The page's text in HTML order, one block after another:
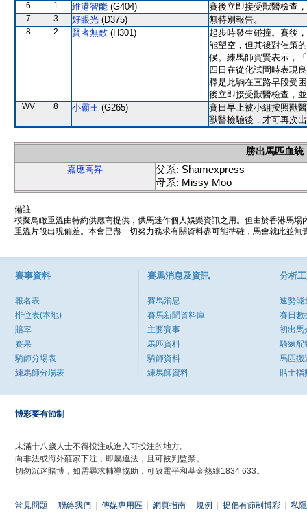
6 1 維港智能 (G404) 賽後立即接受獸醫檢查
7 3 好眼光 (D375) 無特別報告。
8 2 賢者無敵 (H301)
起步時發生碰撞。賽後
能望空，但其後對催策
候。練馬師賀賢表示，
四日在從化試閘時表現
釋是此駒在直路早段受
後立即接受獸醫檢查，
WV 8 小霸王 (G265)
賽日早上被小組按照獸
獸醫檢驗後，才可再次
勝出馬匹血統
嘉應高昇
父系: Shamexpress
母系: Missy Moo
備註
模擬鳥瞰重溫由特約供應商提供，供馬迷作個人娛樂資訊之用。但由於香港馬
重溫片段出現偏差。本會已盡一切努力務求有關資料盡可能準確，馬會就此並
賽事資料
報名表
排位表(本地)
賠率
賽果
騎師分場表
練馬師分場表
賽馬消息及資訊
賽馬消息
賽馬新聞資料庫
主要賽事
馬匹資料
騎師資料
練馬師資料
分析
速勢能
賽日數
初出馬
騎練配
馬匹搬
貼士指
博彩要有節制
未滿十八歲人士不得投注或進入可投注的地方。
向非法或海外莊家下注，即屬違法，且可被判監禁。
切勿沉迷賭博，如需尋求輔導協助，可致電平和基金熱線1834 633。
常見問題 聯絡我們 傳媒專用區 網頁指南 規例 提倡有節制博彩 私